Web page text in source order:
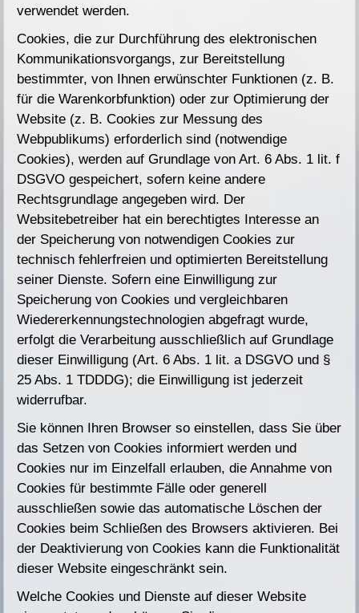
verwendet werden.
Cookies, die zur Durchführung des elektronischen
Kommunikationsvorgangs, zur Bereitstellung
bestimmter, von Ihnen erwünschter Funktionen (z. B.
für die Warenkorbfunktion) oder zur Optimierung der
Website (z. B. Cookies zur Messung des
Webpublikums) erforderlich sind (notwendige
Cookies), werden auf Grundlage von Art. 6 Abs. 1 lit. f
DSGVO gespeichert, sofern keine andere
Rechtsgrundlage angegeben wird. Der
Websitebetreiber hat ein berechtigtes Interesse an
der Speicherung von notwendigen Cookies zur
technisch fehlerfreien und optimierten Bereitstellung
seiner Dienste. Sofern eine Einwilligung zur
Speicherung von Cookies und vergleichbaren
Wiedererkennungstechnologien abgefragt wurde,
erfolgt die Verarbeitung ausschließlich auf Grundlage
dieser Einwilligung (Art. 6 Abs. 1 lit. a DSGVO und §
25 Abs. 1 TDDDG); die Einwilligung ist jederzeit
widerrufbar.
Sie können Ihren Browser so einstellen, dass Sie über
das Setzen von Cookies informiert werden und
Cookies nur im Einzelfall erlauben, die Annahme von
Cookies für bestimmte Fälle oder generell
ausschließen sowie das automatische Löschen der
Cookies beim Schließen des Browsers aktivieren. Bei
der Deaktivierung von Cookies kann die Funktionalität
dieser Website eingeschränkt sein.
Welche Cookies und Dienste auf dieser Website